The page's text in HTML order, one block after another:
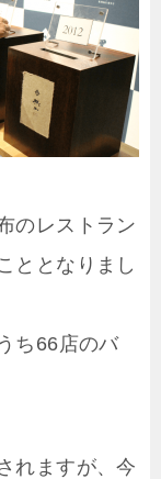
のレストラン
ととなりまし
ち66店のバ
れますが、今